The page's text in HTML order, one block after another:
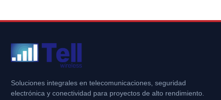
Soluciones integrales en telecomunicaciones, seguridad
electrónica y conectividad para proyectos de alto rendimiento.